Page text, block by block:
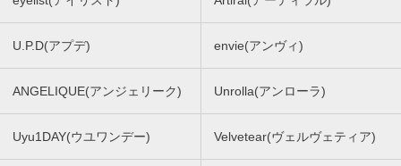
U.P.D(アプデ) envie(アンヴィ)
ANGELIQUE(アンジェリーク) Unrolla(アンローラ)
Uyu1DAY(ウユワンデー) Velvetear(ヴェルヴェティア)